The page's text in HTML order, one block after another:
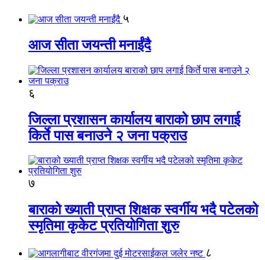
५
आज सीता जयन्ती मनाईंदै
६
जिल्ला प्रशासन कार्यालय बाराको छाप लगाई
किर्ते पास बनाउने २ जना पक्राउ
७
बाराको ख्याती प्राप्त शिक्षक स्वर्गीय भदै पटेलको
स्मृतिमा कृकेट प्रतियोगिता शुरु
८